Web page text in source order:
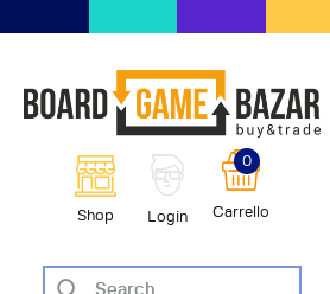
Shop Login Carrello
0
giochi da
HOME
SHOP